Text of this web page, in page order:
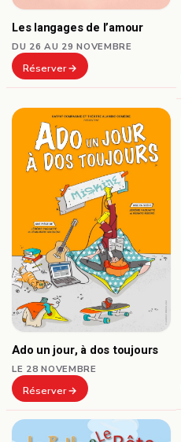
Les langages de l’amour
DU 26 AU 29 NOVEMBRE
Réserver
Ado un jour, à dos toujours
LE 28 NOVEMBRE
Réserver